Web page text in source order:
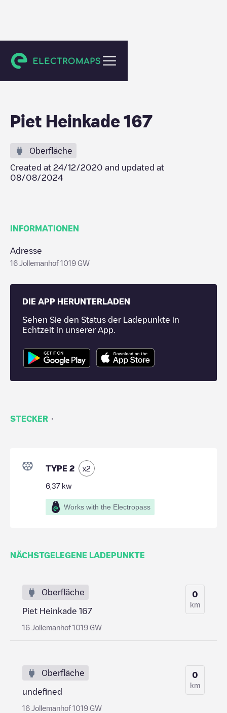
Amsterdam
Piet Heinkade 167
Oberfläche
Created at 24/12/2020 and updated at
08/08/2024
INFORMATIONEN
Adresse
16 Jollemanhof 1019 GW
DIE APP HERUNTERLADEN
Sehen Sie den Status der Ladepunkte in
Echtzeit in unserer App.
STECKER ·
TYPE 2 x2
6,37 kw
Works with the Electropass
NÄCHSTGELEGENE LADEPUNKTE
Oberfläche
Piet Heinkade 167
16 Jollemanhof 1019 GW
0
km
Oberfläche
undefined
16 Jollemanhof 1019 GW
0
km